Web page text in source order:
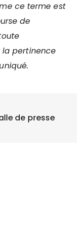
ce terme est
de
pertinence
de presse